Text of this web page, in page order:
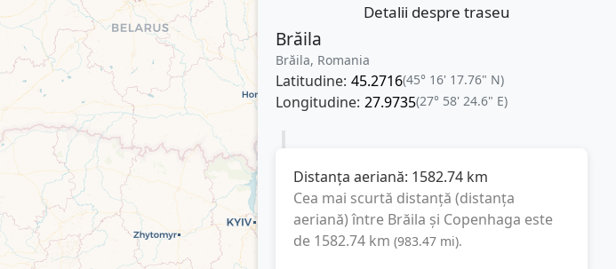
Detalii despre traseu
Brăila
Brăila, Romania
Latitudine: 45.2716(45° 16' 17.76" N)
Longitudine: 27.9735(27° 58' 24.6" E)
Distanța aeriană: 1582.74 km
Cea mai scurtă distanță (distanța
aeriană) între Brăila și Copenhaga este
de 1582.74 km (983.47 mi).